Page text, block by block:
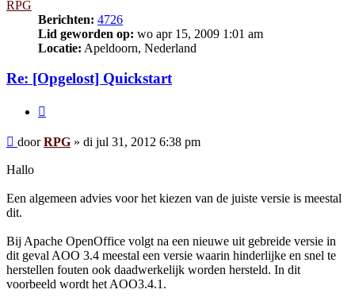
RPG
Berichten: 4726
Lid geworden op: wo apr 15, 2009 1:01 am
Locatie: Apeldoorn, Nederland
Re: [Opgelost] Quickstart
Bericht
doorRPG » di jul 31, 2012 6:38 pm
Hallo
Een algemeen advies voor het kiezen van de juiste versie is meestal
dit.
Bij Apache OpenOffice volgt na een nieuwe uit gebreide versie in
dit geval AOO 3.4 meestal een versie waarin hinderlijke en snel te
herstellen fouten ook daadwerkelijk worden hersteld. In dit
voorbeeld wordt het AOO3.4.1.